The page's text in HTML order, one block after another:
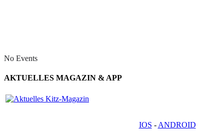
No Events
AKTUELLES MAGAZIN & APP
IOS - ANDROID